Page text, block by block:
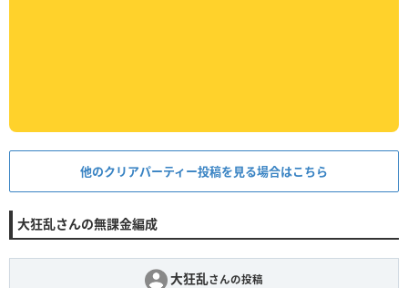
他のクリアパーティー投稿を見る場合はこちら
大狂乱さんの無課金編成
大狂乱さんの投稿